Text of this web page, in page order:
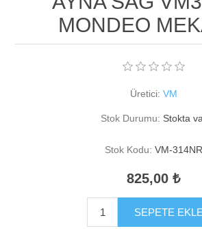
MONDEO
Üretici: VM
Stok Durumu: Stokta
Stok Kodu: VM-314NR
825,00 ₺
SEPETE EKLE